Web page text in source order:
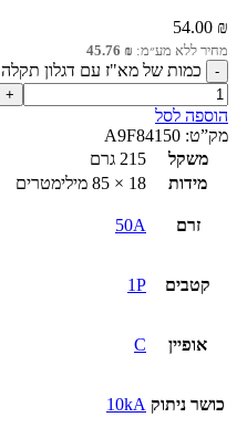
54.00 ₪
מחיר ללא מע״מ: 45.76 ₪
כמות של מא"ז עם דגלון תקלה 1P iC60H 50A
הוספה לסל
מק”ט: A9F84150
משקל
215 גרם
מידות
18 × 85 מילימטרים
זרם 50A
קטבים 1P
אופיין C
כושר ניתוק 10kA